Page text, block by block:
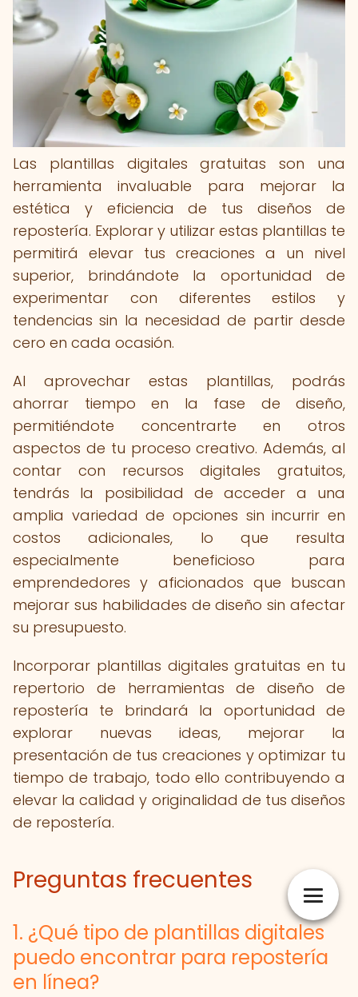
Las plantillas digitales gratuitas son una
herramienta invaluable para mejorar la
estética y eficiencia de tus diseños de
repostería. Explorar y utilizar estas plantillas te
permitirá elevar tus creaciones a un nivel
superior, brindándote la oportunidad de
experimentar con diferentes estilos y
tendencias sin la necesidad de partir desde
cero en cada ocasión.
Al aprovechar estas plantillas, podrás
ahorrar tiempo en la fase de diseño,
permitiéndote concentrarte en otros
aspectos de tu proceso creativo. Además, al
contar con recursos digitales gratuitos,
tendrás la posibilidad de acceder a una
amplia variedad de opciones sin incurrir en
costos adicionales, lo que resulta
especialmente beneficioso para
emprendedores y aficionados que buscan
mejorar sus habilidades de diseño sin afectar
su presupuesto.
Incorporar plantillas digitales gratuitas en tu
repertorio de herramientas de diseño de
repostería te brindará la oportunidad de
explorar nuevas ideas, mejorar la
presentación de tus creaciones y optimizar tu
tiempo de trabajo, todo ello contribuyendo a
elevar la calidad y originalidad de tus diseños
de repostería.
Preguntas frecuentes
1. ¿Qué tipo de plantillas digitales
puedo encontrar para repostería
en línea?